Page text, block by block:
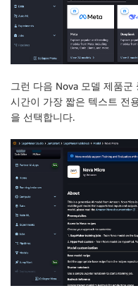
그런 다음 Nova 모델 제품
시간이 가장 짧은 텍스트 전
을 선택합니다.